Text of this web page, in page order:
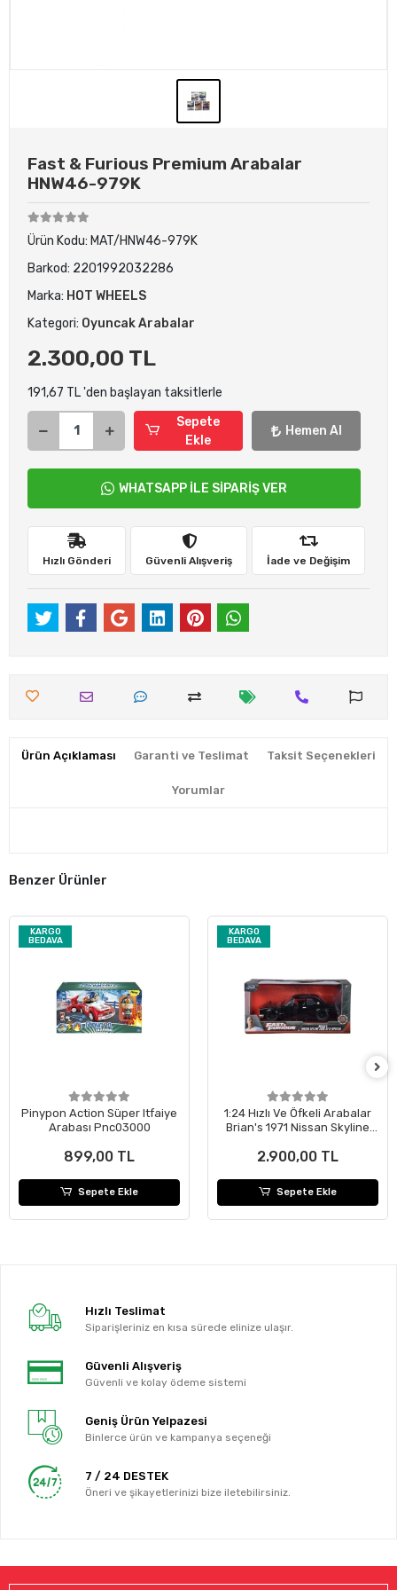
Fast & Furious Premium Arabalar
HNW46-979K
Ürün Kodu: MAT/HNW46-979K
Barkod: 2201992032286
Marka: HOT WHEELS
Kategori: Oyuncak Arabalar
2.300,00 TL
191,67 TL 'den başlayan taksitlerle
Sepete
Ekle
Hemen Al
WHATSAPP İLE SİPARİŞ VER
Hızlı Gönderi Güvenli Alışveriş İade ve Değişim
Ürün Açıklaması Garanti ve Teslimat Taksit Seçenekleri
Yorumlar
Benzer Ürünler
KARGO
BEDAVA
Pinypon Action Süper Itfaiye
Arabası Pnc03000
899,00 TL
Sepete Ekle
KARGO
BEDAVA
1:24 Hızlı Ve Öfkeli Arabalar
Brian's 1971 Nissan Skyline
2.900,00 TL
Sepete Ekle
Hızlı Teslimat
Siparişleriniz en kısa sürede elinize ulaşır.
Güvenli Alışveriş
Güvenli ve kolay ödeme sistemi
Geniş Ürün Yelpazesi
Binlerce ürün ve kampanya seçeneği
7 / 24 DESTEK
Öneri ve şikayetlerinizi bize iletebilirsiniz.